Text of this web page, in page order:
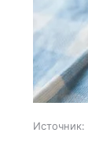
Источник: